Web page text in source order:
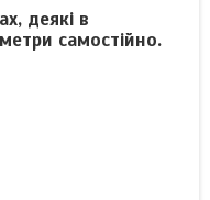
деякі в
самостійно.